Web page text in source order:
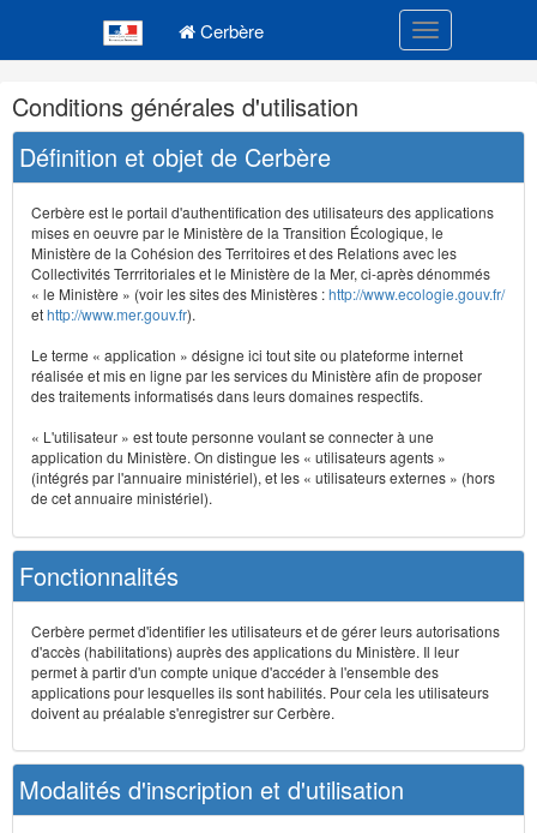
Cerbère Toggle
Navigation
et
outils
annexes
Conditions générales d'utilisation
Définition et objet de Cerbère
Cerbère est le portail d'authentification des utilisateurs des applications
mises en oeuvre par le Ministère de la Transition Écologique, le
Ministère de la Cohésion des Territoires et des Relations avec les
Collectivités Terrritoriales et le Ministère de la Mer, ci-après dénommés
« le Ministère » (voir les sites des Ministères :http://www.ecologie.gouv.fr/
ethttp://www.mer.gouv.fr).
Le terme « application » désigne ici tout site ou plateforme internet
réalisée et mis en ligne par les services du Ministère afin de proposer
des traitements informatisés dans leurs domaines respectifs.
« L'utilisateur » est toute personne voulant se connecter à une
application du Ministère. On distingue les « utilisateurs agents »
(intégrés par l'annuaire ministériel), et les « utilisateurs externes » (hors
de cet annuaire ministériel).
Fonctionnalités
Cerbère permet d'identifier les utilisateurs et de gérer leurs autorisations
d'accès (habilitations) auprès des applications du Ministère. Il leur
permet à partir d'un compte unique d'accéder à l'ensemble des
applications pour lesquelles ils sont habilités. Pour cela les utilisateurs
doivent au préalable s'enregistrer sur Cerbère.
Modalités d'inscription et d'utilisation